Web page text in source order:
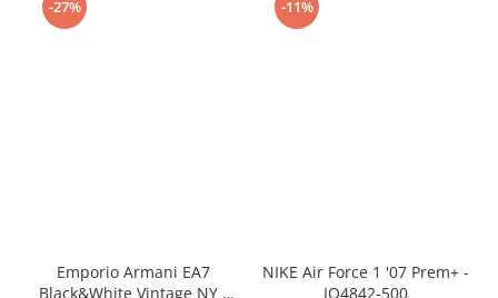
-27%
Emporio Armani EA7
Black&White Vintage NY -
-11%
NIKE Air Force 1 '07 Prem+ -
IO4842-500